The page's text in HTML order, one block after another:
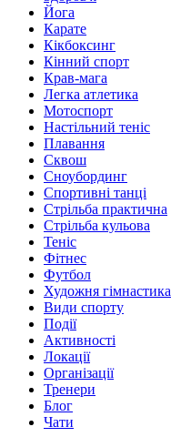
Йога
Карате
Кікбоксинг
Кінний спорт
Крав-мага
Легка атлетика
Мотоспорт
Настільний теніс
Плавання
Сквош
Сноубординг
Спортивні танці
Стрільба практична
Стрільба кульова
Теніс
Фітнес
Футбол
Художня гімнастика
Види спорту
Події
Активності
Локації
Організації
Тренери
Блог
Чати